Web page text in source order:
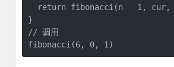
return fibonacci(n - 1, cur,
}
// 调用